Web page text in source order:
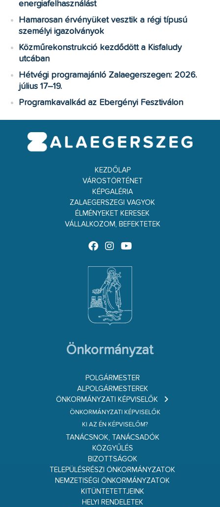
energiafelhasználást
Hamarosan érvényüket vesztik a régi típusú
személyi igazolványok
Közműrekonstrukció kezdődött a Kisfaludy
utcában
Hétvégi programajánló Zalaegerszegen: 2026.
július 17–19.
Programkavalkád az Ebergényi Fesztiválon
KEZDŐLAP
VÁROSTÖRTÉNET
KÉPGALÉRIA
ZALAEGERSZEGI VAGYOK
ÉLMÉNYEKET KERESEK
VÁLLALKOZOM, BEFEKTETEK
Önkormányzat
POLGÁRMESTER
ALPOLGÁRMESTEREK
ÖNKORMÁNYZATI KÉPVISELŐK
ÖNKORMÁNYZATI KÉPVISELŐK
KI AZ ÉN KÉPVISELŐM?
TANÁCSNOK, TANÁCSADÓK
KÖZGYŰLÉS
BIZOTTSÁGOK
TELEPÜLÉSRÉSZI ÖNKORMÁNYZATOK
NEMZETISÉGI ÖNKORMÁNYZATOK
KITÜNTETETTJEINK
HELYI RENDELETEK